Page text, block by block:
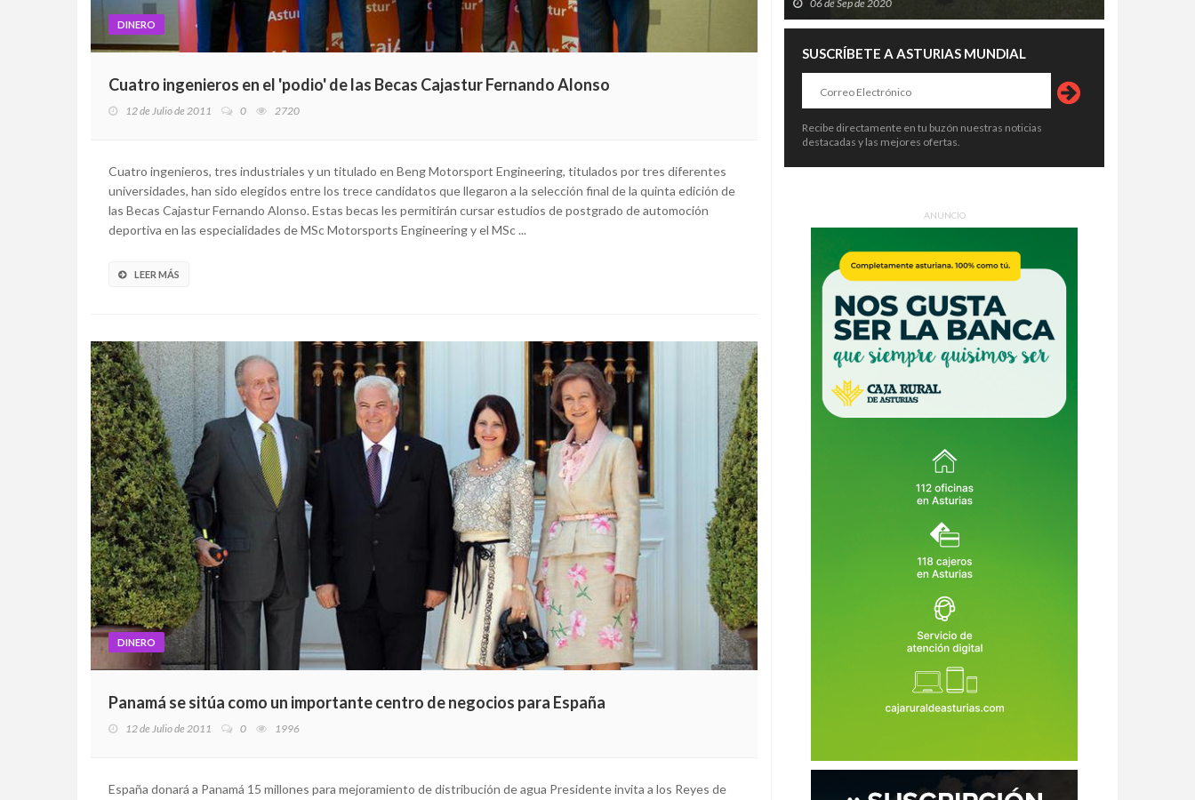
DINERO
Cuatro ingenieros en el 'podio' de las Becas Cajastur Fernando Alonso
12 de Julio de 2011 0 2720
Cuatro ingenieros, tres industriales y un titulado en Beng Motorsport Engineering, titulados por tres diferentes
universidades, han sido elegidos entre los trece candidatos que llegaron a la selección final de la quinta edición de
las Becas Cajastur Fernando Alonso. Estas becas les permitirán cursar estudios de postgrado de automoción
deportiva en las especialidades de MSc Motorsports Engineering y el MSc ...
LEER MÁS
DINERO
Panamá se sitúa como un importante centro de negocios para España
12 de Julio de 2011 0 1996
España donará a Panamá 15 millones para mejoramiento de distribución de agua Presidente invita a los Reyes de
06 de Sep de 2020
SUSCRÍBETE A ASTURIAS MUNDIAL
Recibe directamente en tu buzón nuestras noticias
destacadas y las mejores ofertas.
ANUNCIO